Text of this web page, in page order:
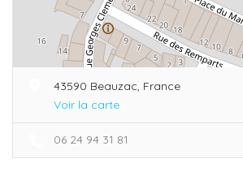
43590 Beauzac, France
Voir la carte
06 24 94 31 81